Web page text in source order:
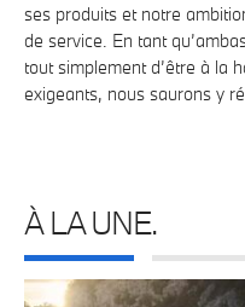
ses produits et notre
de service. En tant
tout simplement d’être à la
exigeants, nous saurons y
À LA UNE.